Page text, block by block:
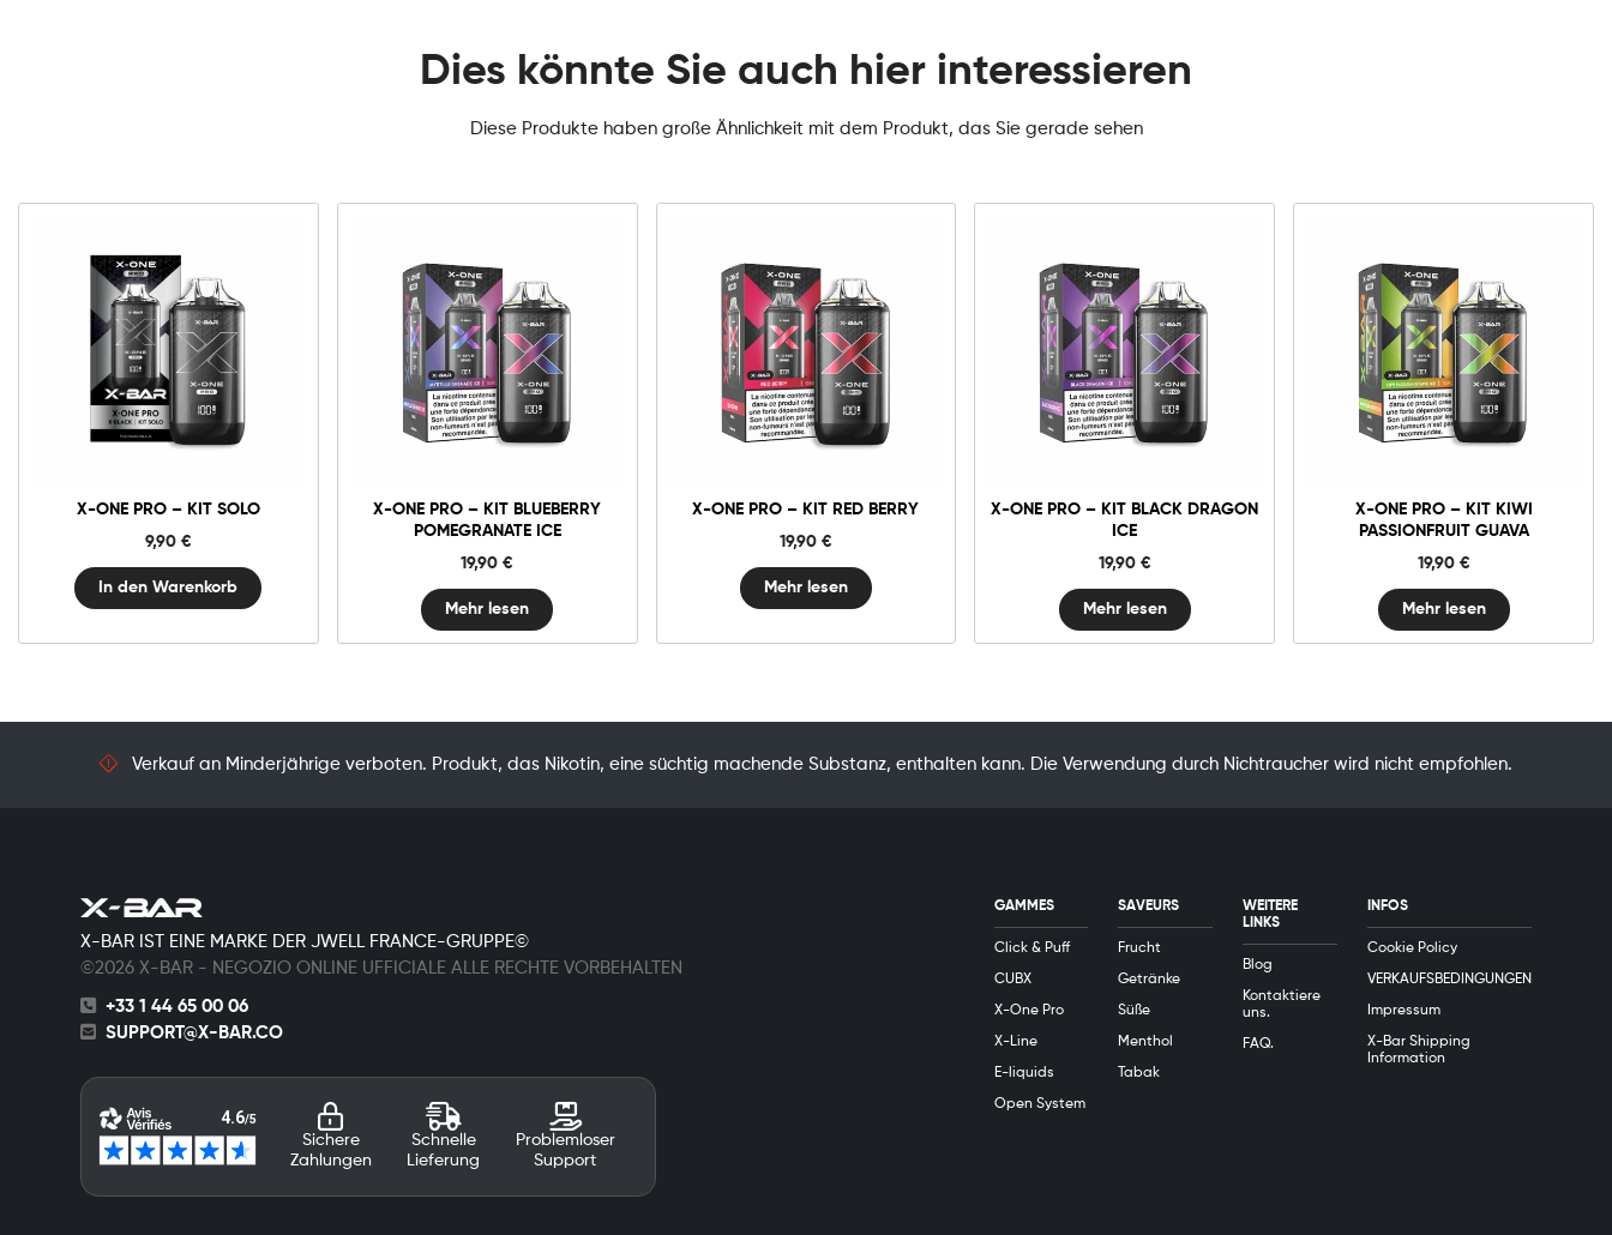
Dies könnte Sie auch hier interessieren
Diese Produkte haben große Ähnlichkeit mit dem Produkt, das Sie gerade sehen
X-ONE PRO – KIT SOLO
9,90 €
X-
One
Pro
-
Kit
In den Warenkorb
X-ONE PRO – KIT BLUEBERRY
POMEGRANATE ICE
19,90€
Mehr lesen
X-ONE PRO – KIT RED BERRY
19,90 €
Mehr lesen
X-ONE PRO – KIT BLACK DRAGON
ICE
19,90 €
Mehr lesen
X-ONE PRO – KIT KIWI
PASSIONFRUIT GUAVA
19,90 €
Mehr lesen
Verkauf an Minderjährige verboten. Produkt, das Nikotin, eine süchtig machende Substanz, enthalten kann. Die Verwendung durch Nichtraucher wird nicht empfohlen.
X-BAR IST EINE MARKE DER JWELL FRANCE-GRUPPE©
©2026 X-BAR - NEGOZIO ONLINE UFFICIALE ALLE RECHTE VORBEHALTEN
+33 1 44 65 00 06
SUPPORT@X-BAR.CO
Sichere
Zahlungen
Schnelle
Lieferung
Problemloser
Support
GAMMES
Click & Puff
CUBX
X-One Pro
X-Line
E-liquids
Open System
SAVEURS
Frucht
Getränke
Süße
Menthol
Tabak
WEITERE
LINKS
Blog
Kontaktiere
uns.
FAQ.
INFOS
Cookie Policy
VERKAUFSBEDINGUNGEN
Impressum
X-Bar Shipping
Information